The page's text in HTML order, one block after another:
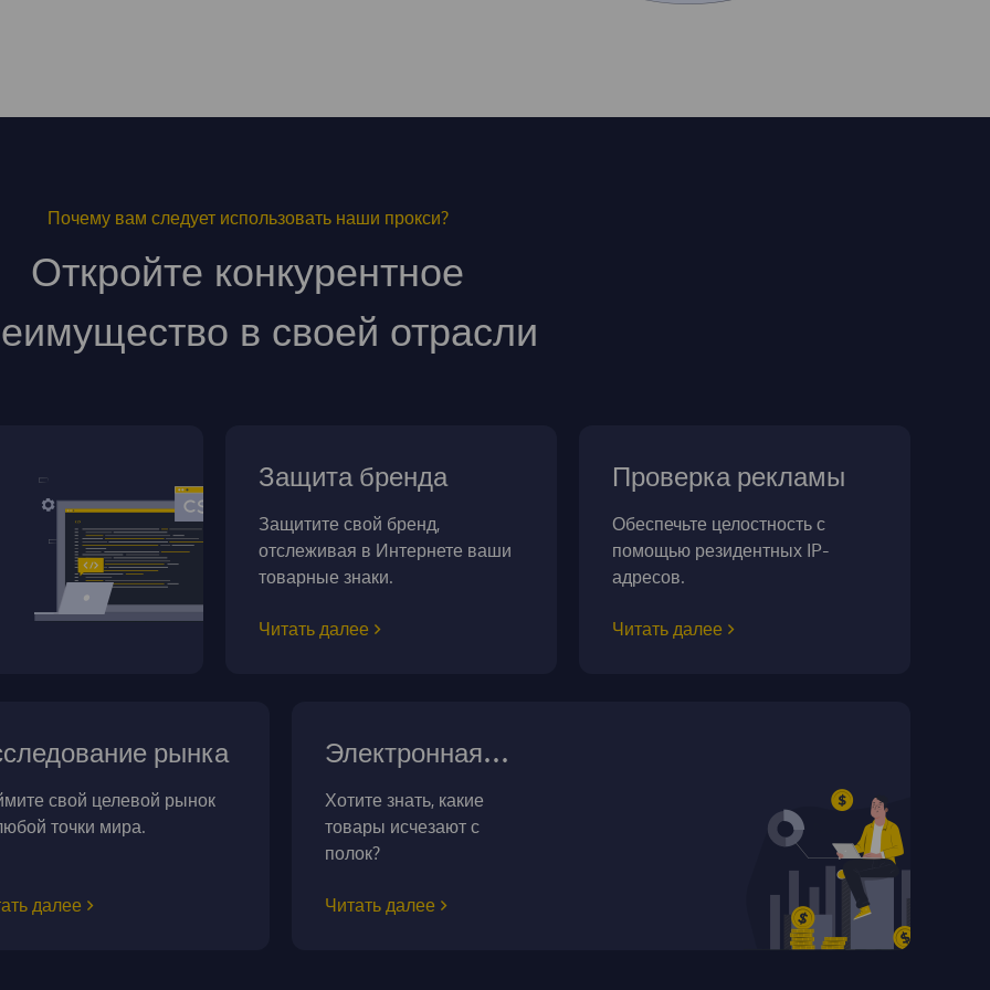
Почему вам следует использовать наши прокси?
Откройте конкурентное
в своей отрасли
Защита бренда
Защитите свой бренд,
отслеживая в Интернете ваши
товарные знаки.
Читать далее
Проверка рекламы
Обеспечьте целостность с
помощью резидентных IP-
адресов.
Читать далее
рынка
свой целевой рынок
точки мира.
далее
Электронная
коммерция
Хотите знать, какие
товары исчезают с
полок?
Читать далее